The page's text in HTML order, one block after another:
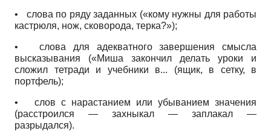
• слова по ряду заданных («кому нужны для работы
кастрюля, нож, сковорода, терка?»);
•слова для адекватного завершения смысла
высказывания («Миша закончил делать уроки и
сложил тетради и учебники в... (ящик, в сетку, в
портфель);
• слов с нарастанием или убыванием значения
(расстроился — захныкал — заплакал —
разрыдался).